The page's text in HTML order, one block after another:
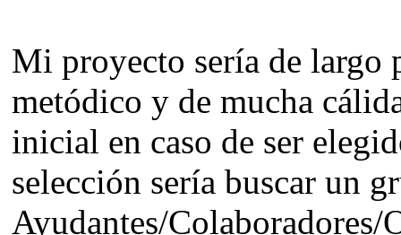
Mi proyecto sería de largo
metódico y de mucha
inicial en caso de ser
selección sería buscar un
Ayudantes/Colaboradores/